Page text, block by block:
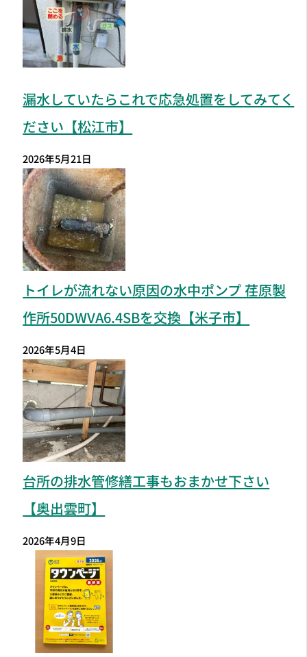
漏水していたらこれで応急処置をしてみてく
ださい【松江市】
2026年5月21日
トイレが流れない原因の水中ポンプ 荏原製
作所50DWVA6.4SBを交換【米子市】
2026年5月4日
台所の排水管修繕工事もおまかせ下さい
【奥出雲町】
2026年4月9日